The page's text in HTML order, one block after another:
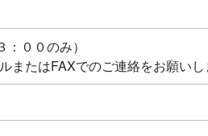
００のみ）
またはFAXでのご連絡をお願い